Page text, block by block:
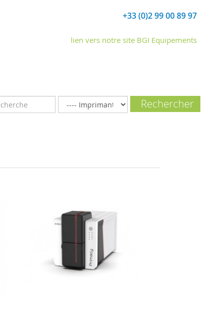
+33 (0)2 99 00 89 97
lien vers notre site BGI Equipements